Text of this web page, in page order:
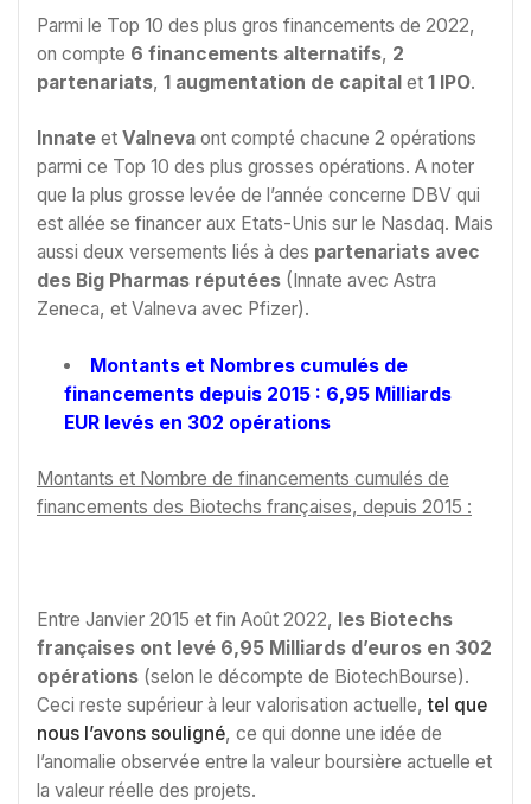
Parmi le Top 10 des plus gros financements de 2022,
on compte 6 financements alternatifs, 2
partenariats, 1 augmentation de capital et 1 IPO.
Innate et Valneva ont compté chacune 2 opérations
parmi ce Top 10 des plus grosses opérations. A noter
que la plus grosse levée de l’année concerne DBV qui
est allée se financer aux Etats-Unis sur le Nasdaq. Mais
aussi deux versements liés à des partenariats avec
des Big Pharmas réputées (Innate avec Astra
Zeneca, et Valneva avec Pfizer).
Montants et Nombres cumulés de
financements depuis 2015 : 6,95 Milliards
EUR levés en 302 opérations
Montants et Nombre de financements cumulés de
financements des Biotechs françaises, depuis 2015 :
Entre Janvier 2015 et fin Août 2022, les Biotechs
françaises ont levé 6,95 Milliards d’euros en 302
opérations (selon le décompte de BiotechBourse).
Ceci reste supérieur à leur valorisation actuelle,tel que
nous l’avons souligné, ce qui donne une idée de
l’anomalie observée entre la valeur boursière actuelle et
la valeur réelle des projets.